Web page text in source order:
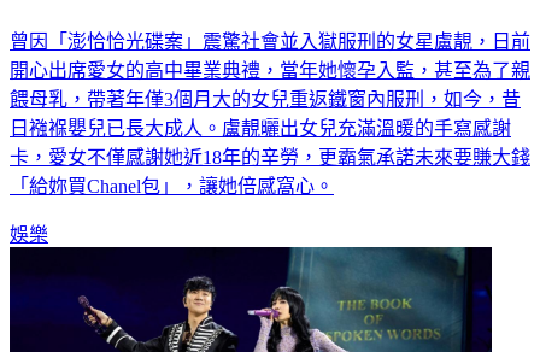
曾因「澎恰恰光碟案」震驚社會並入獄服刑的女星盧靚，日前
開心出席愛女的高中畢業典禮，當年她懷孕入監，甚至為了親
餵母乳，帶著年僅3個月大的女兒重返鐵窗內服刑，如今，昔
日襁褓嬰兒已長大成人。盧靚曬出女兒充滿溫暖的手寫感謝
卡，愛女不僅感謝她近18年的辛勞，更霸氣承諾未來要賺大錢
「給妳買Chanel包」，讓她倍感窩心。
娛樂